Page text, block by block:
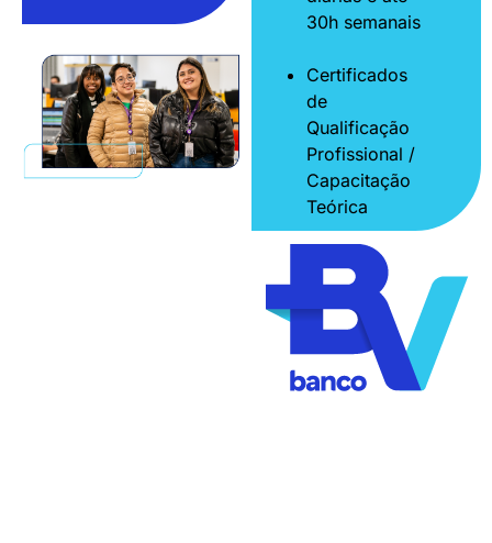
30h semanais
Certificados
de
Qualificação
Profissional /
Capacitação
Teórica